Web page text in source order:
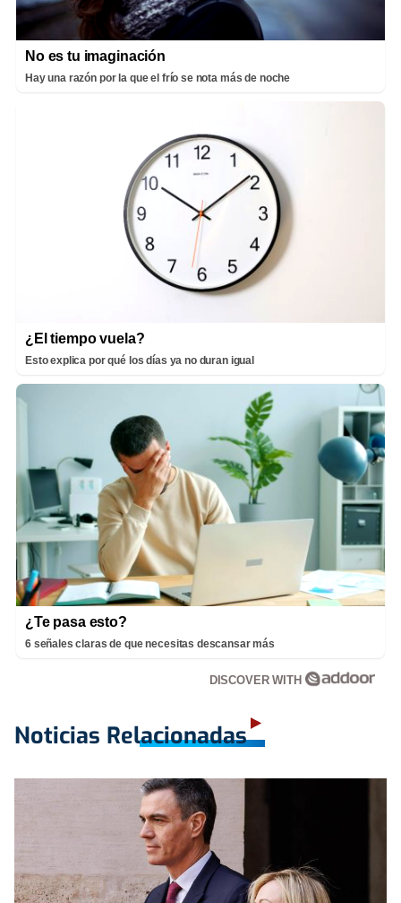
No es tu imaginación
Hay una razón por la que el frío se nota más de noche
¿El tiempo vuela?
Esto explica por qué los días ya no duran igual
¿Te pasa esto?
6 señales claras de que necesitas descansar más
DISCOVER WITH
Noticias Relacionadas